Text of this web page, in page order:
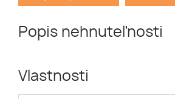
Popis nehnuteľnosti
Vlastnosti